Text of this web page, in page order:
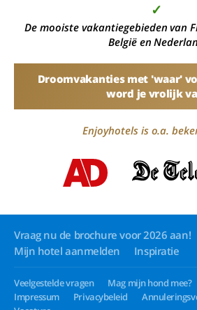
✓
De mooiste vakantiegebieden van
België en
Droomvakanties met 'waar'
word je vrolijk
Enjoyhotels is o.a.
Vraag nu de brochure voor 2026 aan!
Mijn hotel aanmelden
Inspiratie
Veelgestelde vragen Mag mijn hond mee?
Impressum
Privacybeleid